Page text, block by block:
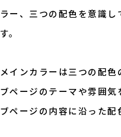
ラー、三つの配色を意識
す。
メインカラーは三つの配
ブページのテーマや雰囲気
ブページの内容に沿った配